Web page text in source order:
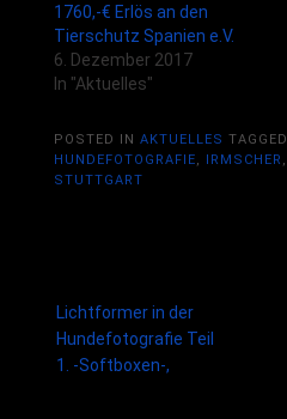
1760,-€ Erlös an den
Tierschutz Spanien e.V.
6. Dezember 2017
In "Aktuelles"
POSTED IN AKTUELLES TAGGED
HUNDEFOTOGRAFIE, IRMSCHER ,
STUTTGART
Lichtformer in der
Hundefotografie Teil
1. -Softboxen-,